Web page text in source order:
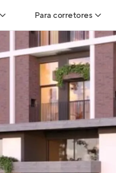
Para corretores
Leads para
Corretor+
Parcerias
Hub de
Perfil Verificado